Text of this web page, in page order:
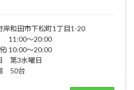
岸和田市下松町1丁目1-20
11:00～20:00
) 10:00～20:00
第3水曜日
50台